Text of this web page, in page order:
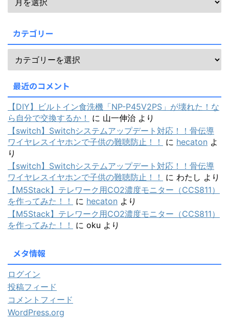
カテゴリー
最近のコメント
【DIY】ビルトイン食洗機「NP-P45V2PS」が壊れた！な
ら自分で交換するか！
に 山一伸治 より
【switch】Switchシステムアップデート対応！！骨伝導
ワイヤレスイヤホンで子供の難聴防止！！
に hecaton よ
り
【switch】Switchシステムアップデート対応！！骨伝導
ワイヤレスイヤホンで子供の難聴防止！！
に わたし より
【M5Stack】テレワーク用CO2濃度モニター（CCS811）
を作ってみた！！
に hecaton より
【M5Stack】テレワーク用CO2濃度モニター（CCS811）
を作ってみた！！
に oku より
メタ情報
ログイン
投稿フィード
コメントフィード
WordPress.org